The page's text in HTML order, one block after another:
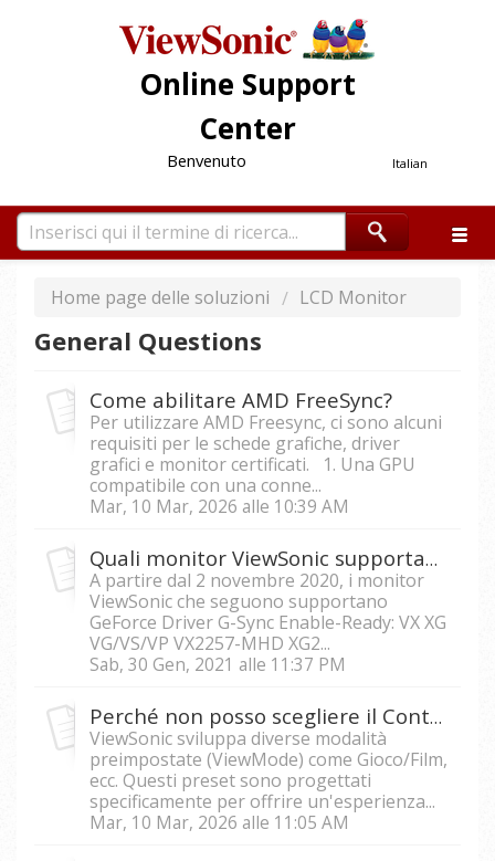
Online Support
Center
Italian
Benvenuto
Home page delle soluzioni LCD Monitor
General Questions
Come abilitare AMD FreeSync?
Per utilizzare AMD Freesync, ci sono alcuni
requisiti per le schede grafiche, driver
grafici e monitor certificati. 1. Una GPU
compatibile con una conne...
Mar, 10 Mar, 2026 alle 10:39 AM
Quali monitor ViewSonic supportano GeForce Driver G-Sync Enable-Ready?
A partire dal 2 novembre 2020, i monitor
ViewSonic che seguono supportano
GeForce Driver G-Sync Enable-Ready: VX XG
VG/VS/VP VX2257-MHD XG2...
Sab, 30 Gen, 2021 alle 11:37 PM
Perché non posso scegliere il Contrasto o la Luminosità?
ViewSonic sviluppa diverse modalità
preimpostate (ViewMode) come Gioco/Film,
ecc. Questi preset sono progettati
specificamente per offrire un'esperienza...
Mar, 10 Mar, 2026 alle 11:05 AM